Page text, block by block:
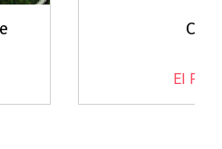
Esplai
Llobregat